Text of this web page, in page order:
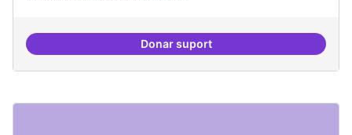
Donar suportSensibilització FLOSS